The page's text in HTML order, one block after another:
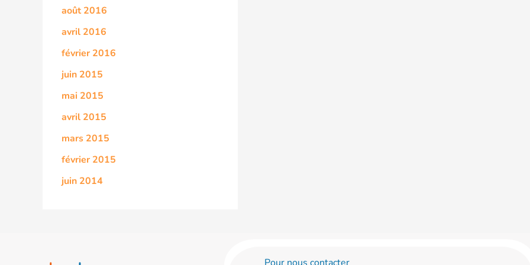
août 2016
avril 2016
février 2016
juin 2015
mai 2015
avril 2015
mars 2015
février 2015
juin 2014